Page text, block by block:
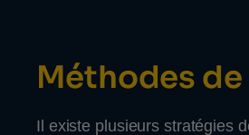
Méthodes de
Il existe plusieurs stratégies